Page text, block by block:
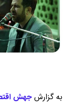
به گزارشجهش